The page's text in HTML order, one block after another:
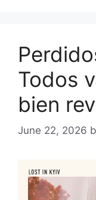
Todos
bien
June 22, 2026